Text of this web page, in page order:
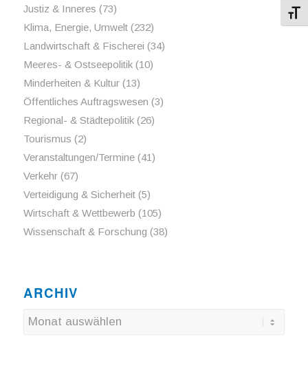
Justiz & Inneres (73)
Klima, Energie, Umwelt(232)
Landwirtschaft & Fischerei (34)
Meeres- & Ostseepolitik(10)
Minderheiten & Kultur(13)
Öffentliches Auftragswesen (3)
Regional- & Städtepolitik(26)
Tourismus (2)
Veranstaltungen/Termine(41)
Verkehr(67)
Verteidigung & Sicherheit(5)
Wirtschaft & Wettbewerb (105)
Wissenschaft & Forschung (38)
ARCHIV